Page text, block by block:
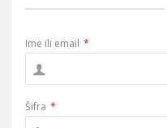
Ime ili email *
Šifra *